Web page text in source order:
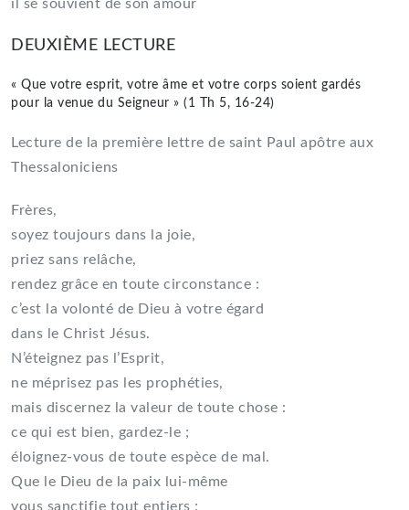
il se souvient de son amour
DEUXIÈME LECTURE
« Que votre esprit, votre âme et votre corps soient gardés
pour la venue du Seigneur » (1 Th 5, 16-24)
Lecture de la première lettre de saint Paul apôtre aux
Thessaloniciens
Frères,
soyez toujours dans la joie,
priez sans relâche,
rendez grâce en toute circonstance :
c’est la volonté de Dieu à votre égard
dans le Christ Jésus.
N’éteignez pas l’Esprit,
ne méprisez pas les prophéties,
mais discernez la valeur de toute chose :
ce qui est bien, gardez-le ;
éloignez-vous de toute espèce de mal.
Que le Dieu de la paix lui-même
vous sanctifie tout entiers ;